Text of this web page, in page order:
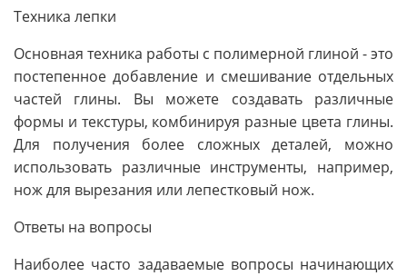
Техника лепки
Основная техника работы с полимерной глиной - это
постепенное добавление и смешивание отдельных
частей глины. Вы можете создавать различные
формы и текстуры, комбинируя разные цвета глины.
Для получения более сложных деталей, можно
использовать различные инструменты, например,
нож для вырезания или лепестковый нож.
Ответы на вопросы
Наиболее часто задаваемые вопросы начинающих